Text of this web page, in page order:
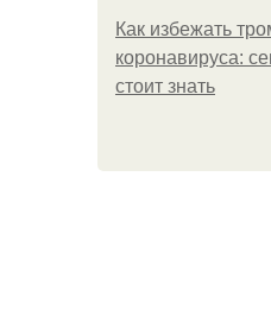
Как избежать
коронавируса:
стоит знать